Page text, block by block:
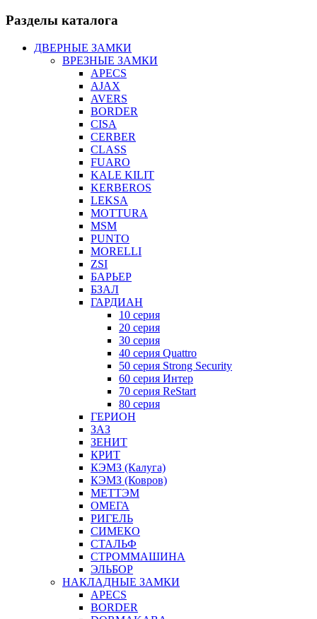
Разделы каталога
ДВЕРНЫЕ ЗАМКИ
ВРЕЗНЫЕ ЗАМКИ
APECS
AJAX
AVERS
BORDER
CISA
CERBER
CLASS
FUARO
KALE KILIT
KERBEROS
LEKSA
MOTTURA
MSM
PUNTO
MORELLI
ZSI
БАРЬЕР
БЗАЛ
ГАРДИАН
10 серия
20 серия
30 серия
40 серия Quattro
50 серия Strong Security
60 серия Интер
70 серия ReStart
80 серия
ГЕРИОН
ЗАЗ
ЗЕНИТ
КРИТ
КЭМЗ (Калуга)
КЭМЗ (Ковров)
МЕТТЭМ
ОМЕГА
РИГЕЛЬ
СИМЕКО
СТАЛЬФ
СТРОММАШИНА
ЭЛЬБОР
НАКЛАДНЫЕ ЗАМКИ
APECS
BORDER